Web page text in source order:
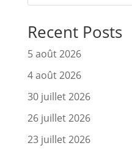
Recent Posts
5 août 2026
4 août 2026
30 juillet 2026
26 juillet 2026
23 juillet 2026